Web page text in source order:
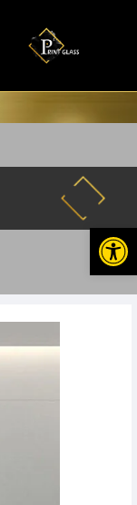
פתח סרגל נגישות